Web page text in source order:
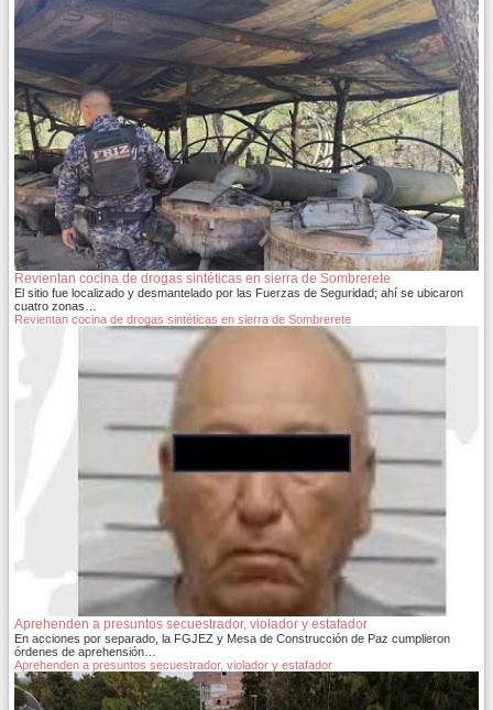
Revientan cocina de drogas sintéticas en sierra de Sombrerete
El sitio fue localizado y desmantelado por las Fuerzas de Seguridad; ahí se ubicaron
cuatro zonas…
Revientan cocina de drogas sintéticas en sierra de Sombrerete
Aprehenden a presuntos secuestrador, violador y estafador
En acciones por separado, la FGJEZ y Mesa de Construcción de Paz cumplieron
órdenes de aprehensión…
Aprehenden a presuntos secuestrador, violador y estafador